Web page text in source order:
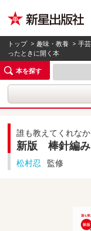
トップ >趣味・教養 >手
ったときに開く本
本を探す
誰も教えてくれな
新版 棒針編み
松村忍 監修